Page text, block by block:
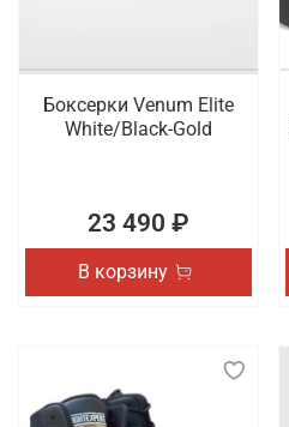
Боксерки Venum Elite
White/Black-Gold
23 490 ₽
В корзину